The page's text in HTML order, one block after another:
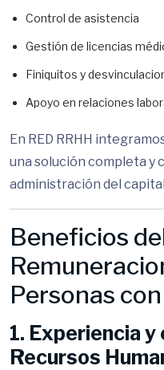
Control de asistencia
Gestión de licencias
Finiquitos y
Apoyo en relaciones
En RED RRHH
una solución completa y
administración del
Beneficios
Personas
1. Experiencia
Recursos